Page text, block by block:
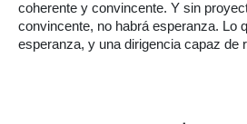
coherente y convincente. Y sin
convincente, no habrá esperanza. Lo
esperanza, y una dirigencia capaz de